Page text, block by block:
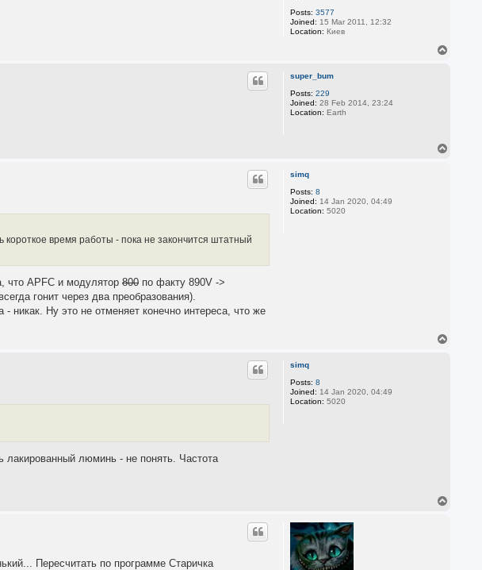
Posts: 3577
Joined: 15 Mar 2011, 12:32
Location: Киев
super_bum
Posts: 229
Joined: 28 Feb 2014, 23:24
Location: Earth
simq
Posts: 8
Joined: 14 Jan 2020, 04:49
Location: 5020
время работы - пока не закончится штатный
что APFC и модулятор 800 по факту 890V ->
гонит через два преобразования).
никак. Ну это не отменяет конечно интереса, что же
simq
Posts: 8
Joined: 14 Jan 2020, 04:49
Location: 5020
лакированный люминь - не понять. Частота
Пересчитать по программе Старичка